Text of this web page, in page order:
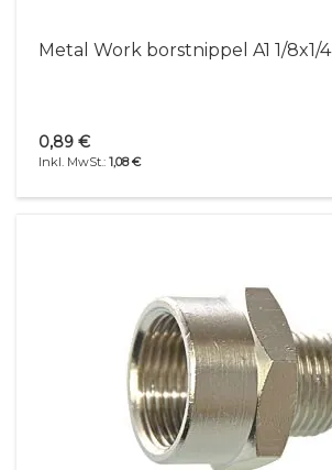
Metal Work borstnippel A1 1/8x1/4
1,08 €
0,89 €